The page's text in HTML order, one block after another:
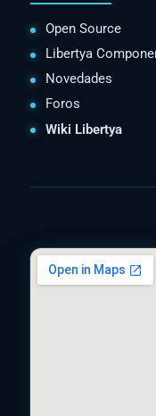
Open Source
Libertya
Novedades
Foros
Wiki Libertya